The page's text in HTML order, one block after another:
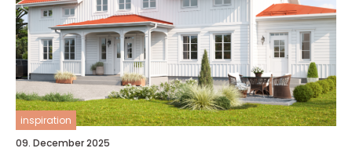
inspiration
09. December 2025